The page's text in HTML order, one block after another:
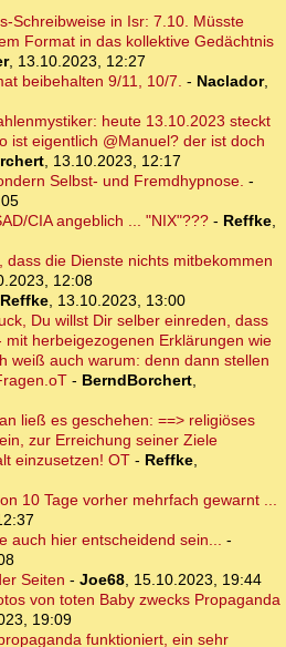
Schreibweise in Isr: 7.10. Müsste
Format in das kollektive Gedächtnis
, 13.10.2023, 12:27
beibehalten 9/11, 10/7. - Naclador,
heute 13.10.2023 steckt
ist eigentlich @Manuel? der ist doch
, 13.10.2023, 12:17
Selbst- und Fremdhypnose. -
CIA angeblich ... "NIX"???- Reffke,
dass die Dienste nichts mitbekommen
12:08
Reffke, 13.10.2023, 13:00
Du willst Dir selber einreden, dass
mit herbeigezogenen Erklärungen wie
weiß auch warum: denn dann stellen
- BerndBorchert,
ließ es geschehen: ==> religiöses
zur Erreichung seiner Ziele
einzusetzen! OT - Reffke,
10 Tage vorher mehrfach gewarnt ...
auch hier entscheidend sein... -
Seiten - Joe68, 15.10.2023, 19:44
von toten Baby zwecks Propaganda
19:09
funktioniert, ein sehr